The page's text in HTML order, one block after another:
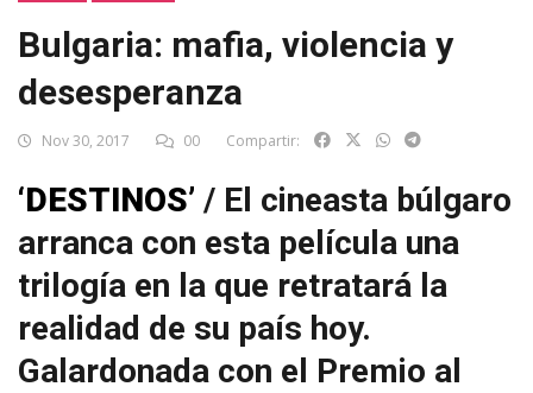
Bulgaria: mafia, violencia y
desesperanza
Nov 30, 2017 00 Compartir:
‘DESTINOS’ / El cineasta búlgaro
arranca con esta película una
trilogía en la que retratará la
realidad de su país hoy.
Galardonada con el Premio al